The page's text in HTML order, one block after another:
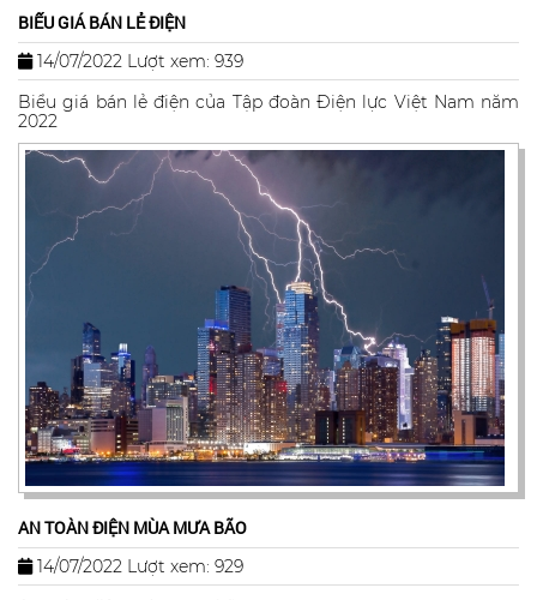
BIỂU GIÁ BÁN LẺ ĐIỆN
14/07/2022 Lượt xem: 939
Biểu giá bán lẻ điện của Tập đoàn Điện lực Việt Nam năm
2022
AN TOÀN ĐIỆN MÙA MƯA BÃO
14/07/2022 Lượt xem: 929